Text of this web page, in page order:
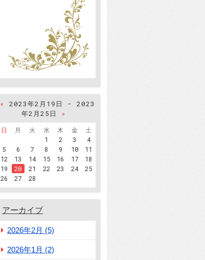
« 2023年2月19日 - 2023
年2月25日
»
日
月 火 水 木 金
土
1
2 3
4
5
6 7 8 9 10
11
12
13 14 15 16 17
18
19
20 21 22 23 24
25
26
27 28
アーカイブ
2026年2月 (5)
2026年1月 (2)